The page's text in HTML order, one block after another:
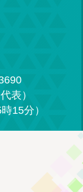
表）
15分）